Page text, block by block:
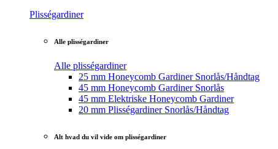
Plisségardiner
Alle plisségardiner
Alle plisségardiner
25 mm Honeycomb Gardiner Snorlås/Håndtag
45 mm Honeycomb Gardiner Snorlås
45 mm Elektriske Honeycomb Gardiner
20 mm Plisségardiner Snorlås/Håndtag
Alt hvad du vil vide om plisségardiner